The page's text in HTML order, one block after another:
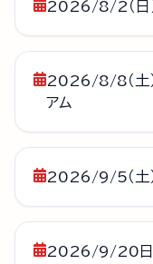
2026/8/2（日）
2026/8/8（土）
アム
2026/9/5（土
2026/9/20日（